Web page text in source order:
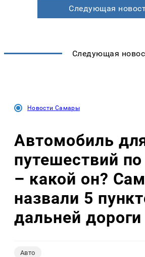
Следующая
Следующая
Новости Самары
Автомобиль
путешествий
– какой он?
назвали 5
дальней дороги
Авто